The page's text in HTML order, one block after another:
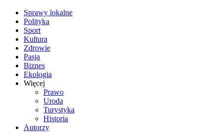
Sprawy lokalne
Polityka
Sport
Kultura
Zdrowie
Pasja
Biznes
Ekologia
Więcej
Prawo
Uroda
Turystyka
Historia
Autorzy